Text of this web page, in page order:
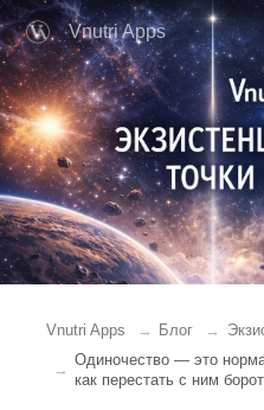
Vnutri Apps
Vnutri Apps Блог
Одиночество — это
как перестать с ним